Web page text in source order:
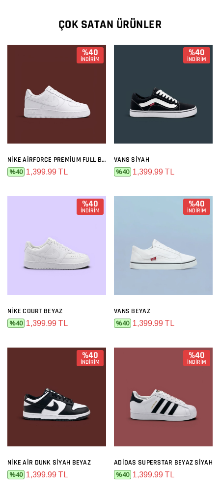
ÇOK SATAN ÜRÜNLER
%40
İNDİRİM
NIKE AIRFORCE PREMIUM FULL BEYAZ
%40 1,399.99 TL
%40
İNDİRİM
VANS SIYAH
%40 1,399.99 TL
%40
İNDİRİM
NIKE COURT BEYAZ
%40 1,399.99 TL
%40
İNDİRİM
VANS BEYAZ
%40 1,399.99 TL
%40
İNDİRİM
NIKE AIR DUNK SIYAH BEYAZ
%40 1,399.99 TL
%40
İNDİRİM
ADIDAS SUPERSTAR BEYAZ SIYAH
%40 1,399.99 TL